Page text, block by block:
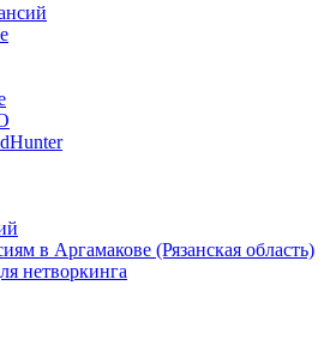
в Аргамакове (Рязанская область)
нетворкинга